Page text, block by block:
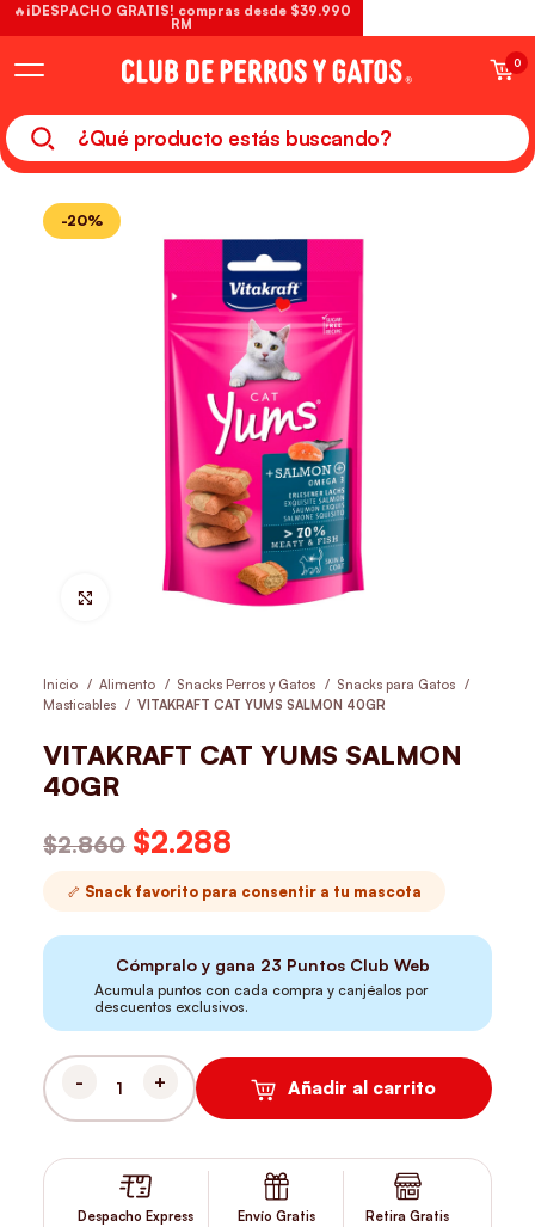
0
-20%
Hacer Zoom
Inicio Alimento Snacks Perros y Gatos
Snacks para Gatos
Masticables
VITAKRAFT CAT YUMS SALMON 40GR
VITAKRAFT CAT YUMS SALMON
40GR
$2.860 El precio original era: $2.860.
$2.288
🦴 Snack favorito para consentir a tu mascota
Cómpralo y gana 23 Puntos Club Web
Acumula puntos con cada compra y canjéalos por
descuentos exclusivos.
VITAKRAFT CAT YUMS SALMON 40GR CANTIDAD
Añadir al carrito
Despacho Express Envío Gratis Retira Gratis
🔥¡DESPACHO GRATIS! compras desde $39.990
RM